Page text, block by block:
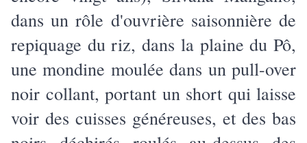
dans un rôle d'ouvrière saisonnière de
repiquage du riz, dans la plaine du Pô,
une mondine moulée dans un pull-over
noir collant, portant un short qui laisse
voir des cuisses généreuses, et des bas